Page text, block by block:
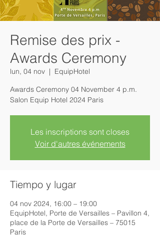
Remise des prix -
Awards Ceremony
lun, 04 nov
  |
EquipHotel
Awards Ceremony 04 November 4 p.m.
Salon Equip Hotel 2024 Paris
Les inscriptions sont closes
Voir d'autres événements
Tiempo y lugar
04 nov 2024, 16:00 – 19:00
EquipHotel, Porte de Versailles – Pavillon 4,
place de la Porte de Versailles – 75015
Paris